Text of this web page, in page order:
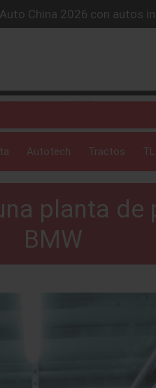
de autos eléctricos
conquista la Ruta del Oso
“59 minutos o gratis” y
SUV híbrido de más de
China 2026 con autos
Autotech Tractos
planta de
BMW